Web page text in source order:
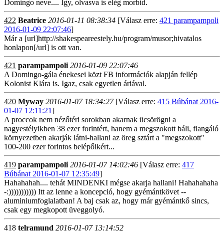
Domingo neve.... Így, olvasva is elég morbid.
422 Beatrice 2016-01-11 08:38:34 [Válasz erre: 421 parampampoli
2016-01-09 22:07:46]
Már a [url]http://shakespeareestely.hu/program/musor;hivatalos
honlapon[/url] is ott van.
421 parampampoli 2016-01-09 22:07:46
A Domingo-gála énekesei közt FB információk alapján fellép
Kolonist Klára is. Igaz, csak egyetlen áriával.
420 Myway 2016-01-07 18:34:27[Válasz erre: 415 Búbánat 2016-
01-07 12:11:21]
A proccok nem nézőtéri sorokban akarnak ücsörögni a
nagyestélyikben 38 ezer forintért, hanem a megszokott báli, flangáló
környezetben akarják látni-hallani az öreg sztárt a "megszokott"
100-200 ezer forintos belépőikért...
419 parampampoli 2016-01-07 14:02:46 [Válasz erre: 417
Búbánat 2016-01-07 12:35:49]
Hahahahah.... tehát MINDENKI mégse akarja hallani! Hahahahaha
-:))))))))))) Itt az lenne a koncepció, hogy gyémántkövet --
aluminiumfoglalatban! A baj csak az, hogy már gyémántkő sincs,
csak egy megkopott üveggolyó.
418 telramund 2016-01-07 13:14:52